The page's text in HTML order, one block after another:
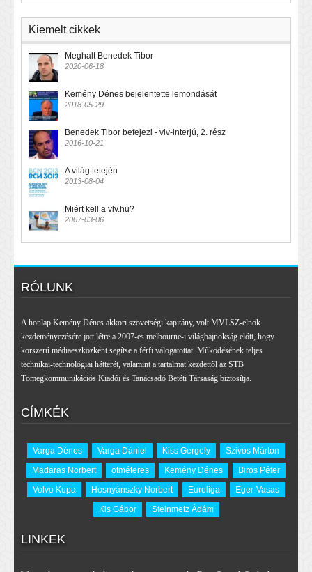
Kiemelt cikkek
Meghalt Benedek Tibor
2020-06-18
Kemény Dénes bejelentette lemondását
2018-05-29
Benedek Tibor befejezi - vlv-interjú, 2. rész
2016-10-21
A világ tetején
2013-08-04
Miért kell a vlv.hu?
2007-03-06
RÓLUNK
A honlap Kemény Dénes akkori szövetségi kapitány, volt MVLSZ-elnök
kezdeményezésére jött létre a 2007-es melbourne-i világbajnokság előtt, hogy
korszerű médiaeszközként segítse a férfi válogatottat. Működésének teljes
technikai-technológiai hátterét, valamint a tartalmat kezdettől az STB
Tömegkommunikációs Kiadói és Tanácsadó Betéti Társaság biztosítja.
CÍMKÉK
Varga Dénes Varga Dániel Kiss Gergely
Szivós Márton
Madaras Norbert
ötméteres Kemény Dénes
Biros Péter
Volvo Kupa
Hosnyánszky Norbert Euroliga
Eger-Vasas
Kis Gábor
Steinmetz Ádám
LINKEK